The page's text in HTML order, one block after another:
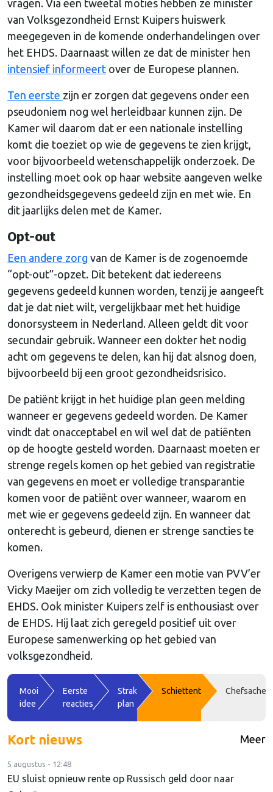
vragen. Via een tweetal moties hebben ze minister
van Volksgezondheid Ernst Kuipers huiswerk
meegegeven in de komende onderhandelingen over
het EHDS. Daarnaast willen ze dat de minister hen
intensief informeert over de Europese plannen.
Ten eerste zijn er zorgen dat gegevens onder een
pseudoniem nog wel herleidbaar kunnen zijn. De
Kamer wil daarom dat er een nationale instelling
komt die toeziet op wie de gegevens te zien krijgt,
voor bijvoorbeeld wetenschappelijk onderzoek. De
instelling moet ook op haar website aangeven welke
gezondheidsgegevens gedeeld zijn en met wie. En
dit jaarlijks delen met de Kamer.
Opt-out
Een andere zorg van de Kamer is de zogenoemde
“opt-out”-opzet. Dit betekent dat iedereens
gegevens gedeeld kunnen worden, tenzij je aangeeft
dat je dat niet wilt, vergelijkbaar met het huidige
donorsysteem in Nederland. Alleen geldt dit voor
secundair gebruik. Wanneer een dokter het nodig
acht om gegevens te delen, kan hij dat alsnog doen,
bijvoorbeeld bij een groot gezondheidsrisico.
De patiënt krijgt in het huidige plan geen melding
wanneer er gegevens gedeeld worden. De Kamer
vindt dat onacceptabel en wil wel dat de patiënten
op de hoogte gesteld worden. Daarnaast moeten er
strenge regels komen op het gebied van registratie
van gegevens en moet er volledige transparantie
komen voor de patiënt over wanneer, waarom en
met wie er gegevens gedeeld zijn. En wanneer dat
onterecht is gebeurd, dienen er strenge sancties te
komen.
Overigens verwierp de Kamer een motie van PVV’er
Vicky Maeijer om zich volledig te verzetten tegen de
EHDS. Ook minister Kuipers zelf is enthousiast over
de EHDS. Hij laat zich geregeld positief uit over
Europese samenwerking op het gebied van
volksgezondheid.
Mooi
idee
Eerste
reacties
Strak
plan
Schiettent Chefsache
Kort nieuws Meer
5 augustus - 12:48
EU sluist opnieuw rente op Russisch geld door naar